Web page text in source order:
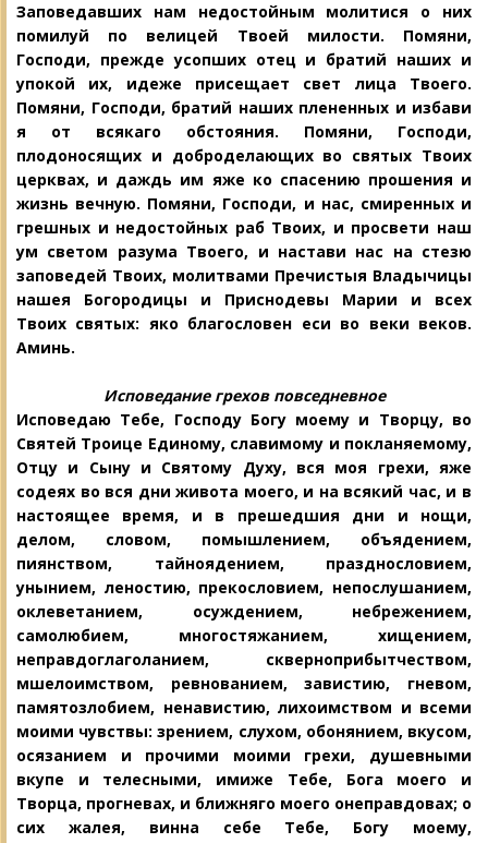
Заповедавших нам недостойным молитися о них
помилуй по велицей Твоей милости. Помяни,
Господи, преждеусопших отец и братий наших и
упокой их, идеже присещает свет лица Твоего.
Помяни, Господи, братий наших плененных и избави
я от всякаго обстояния. Помяни, Господи,
плодоносящих и доброделающих во святых Твоих
церквах, и даждь им яже ко спасению прошения и
жизнь вечную. Помяни, Господи, и нас, смиренных и
грешных и недостойных раб Твоих, и просвети наш
ум светом разума Твоего, и настави нас на стезю
заповедей Твоих, молитвами Пречистыя Владычицы
нашея Богородицы и Приснодевы Марии и всех
Твоих святых: яко благословен еси во веки веков.
Аминь.
Исповедание грехов повседневное
Исповедаю Тебе, Господу Богу моему и Творцу, во
Святей Троице Единому, славимому и покланяемому,
Отцу и Сыну и Святому Духу, вся моя грехи, яже
содеях во вся дни живота моего, и на всякий час, и в
настоящее время, и в прешедшия дни и нощи,
делом, словом, помышлением, объядением,
пиянством, тайноядением, празднословием,
унынием, леностию, прекословием, непослушанием,
оклеветанием, осуждением, небрежением,
самолюбием, многостяжанием, хищением,
неправдоглаголанием, скверноприбытчеством,
мшелоимством, ревнованием, завистию, гневом,
памятозлобием, ненавистию, лихоимством и всеми
моими чувствы: зрением, слухом, обонянием, вкусом,
осязанием и прочими моими грехи, душевными
вкупе и телесными, имиже Тебе, Бога моего и
Творца, прогневах, и ближняго моего онеправдовах; о
сих жалея, винна себе Тебе, Богу моему,